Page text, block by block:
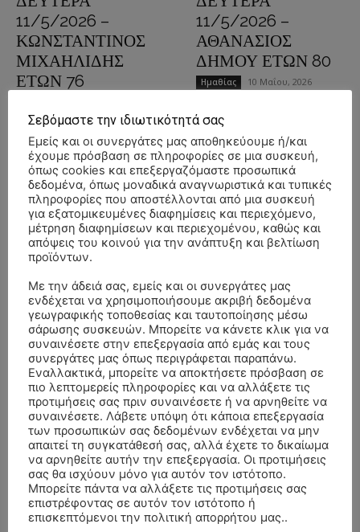
11/5/2026 –
ΚΩΝΣΤΑΝΤΙΝΟΣ
ΜΙΧΑΗΛΙΔΗΣ
ΕΤΩΝ 76
ΒΕΡΟΙΑ
Διαβάστε περισσότερα
11/5/2026 –
ΑΘΑΝΑΣΙΟΣ
ΔΗΜΟΥ ΕΤΩΝ 80
Ημαθίας 10 Μαΐου, 2026
ΒΕΡΟΙΑ
Διαβάστε περισσότερα
ΚΗΔΕΙΑ –
ΔΕΥΤΕΡΑ
4/5/2026 –
ΒΙΚΤΩΡΙΑ
ΠΑΝΑΓΙΩΤΙΔΟΥ
ΕΤΩΝ 90
Ημαθίας 3 Μαΐου, 2026
ΒΕΡΟΙΑ
Διαβάστε περισσότερα
ΚΗΔΕΙΑ –
ΔΕΥΤΕΡΑ
4/5/2026 –
ΚΩΝΣΤΑΝΤΙΝΟΣ
ΜΠΑΣΔΕΚΗΣ
ΕΤΩΝ 86
Ημαθίας 3 Μαΐου, 2026
ΒΕΡΟΙΑ
Διαβάστε περισσότερα
Σεβόμαστε την ιδιωτικότητά σας
Εμείς και οι συνεργάτες μας αποθηκεύουμε ή/και
έχουμε πρόσβαση σε πληροφορίες σε μια συσκευή,
όπως cookies και επεξεργαζόμαστε προσωπικά
δεδομένα, όπως μοναδικά αναγνωριστικά και τυπικές
πληροφορίες που αποστέλλονται από μια συσκευή
για εξατομικευμένες διαφημίσεις και περιεχόμενο,
μέτρηση διαφημίσεων και περιεχομένου, καθώς και
απόψεις του κοινού για την ανάπτυξη και βελτίωση
προϊόντων.
Με την άδειά σας, εμείς και οι συνεργάτες μας
ενδέχεται να χρησιμοποιήσουμε ακριβή δεδομένα
γεωγραφικής τοποθεσίας και ταυτοποίησης μέσω
σάρωσης συσκευών. Μπορείτε να κάνετε κλικ για να
συναινέσετε στην επεξεργασία από εμάς και τους
συνεργάτες μας όπως περιγράφεται παραπάνω.
Εναλλακτικά, μπορείτε να αποκτήσετε πρόσβαση σε
πιο λεπτομερείς πληροφορίες και να αλλάξετε τις
προτιμήσεις σας πριν συναινέσετε ή να αρνηθείτε να
συναινέσετε. Λάβετε υπόψη ότι κάποια επεξεργασία
των προσωπικών σας δεδομένων ενδέχεται να μην
απαιτεί τη συγκατάθεσή σας, αλλά έχετε το δικαίωμα
να αρνηθείτε αυτήν την επεξεργασία. Οι προτιμήσεις
σας θα ισχύουν μόνο για αυτόν τον ιστότοπο.
Μπορείτε πάντα να αλλάξετε τις προτιμήσεις σας
επιστρέφοντας σε αυτόν τον ιστότοπο ή
επισκεπτόμενοι την πολιτική απορρήτου μας..